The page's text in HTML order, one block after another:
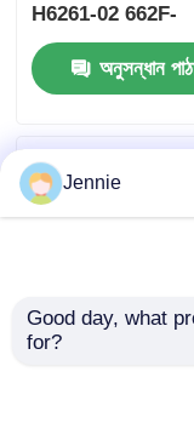
H6261-02 662F-
SKEA7D03
অনুসন্ধান
Jennie
Good day, what
for?